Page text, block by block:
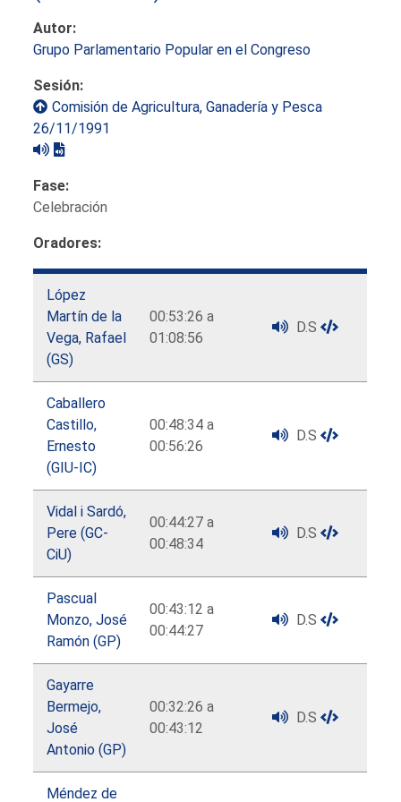
Autor:
Grupo Parlamentario Popular en el Congreso
Sesión:
Comisión de Agricultura, Ganadería y Pesca
26/11/1991
Fase:
Celebración
Oradores:
López
Martín de la
Vega, Rafael
(GS)
00:53:26 a
01:08:56
D.S
Caballero
Castillo,
Ernesto
(GIU-IC)
00:48:34 a
00:56:26
D.S
Vidal i Sardó,
Pere (GC-
CiU)
00:44:27 a
00:48:34
D.S
Pascual
Monzo, José
Ramón (GP)
00:43:12 a
00:44:27
D.S
Gayarre
Bermejo,
José
Antonio (GP)
00:32:26 a
00:43:12
D.S
Méndez de